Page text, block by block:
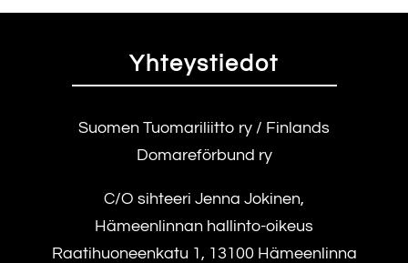
Yhteystiedot
Suomen Tuomariliitto ry / Finlands
Domareförbund ry
C/O sihteeri Jenna Jokinen,
Hämeenlinnan hallinto-oikeus
Raatihuoneenkatu 1, 13100 Hämeenlinna